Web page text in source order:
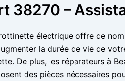
38270 –
électrique offre de
la durée de vie de
De plus, les réparateurs à
des pièces nécessaires